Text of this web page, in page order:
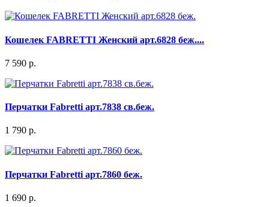
Кошелек FABRETTI Женский арт.6828 беж....
7 590 р.
Перчатки Fabretti арт.7838 св.беж.
1 790 р.
Перчатки Fabretti арт.7860 беж.
1 690 р.